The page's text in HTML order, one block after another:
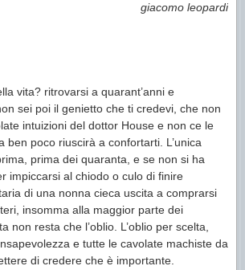
giacomo leopardi
vita? ritrovarsi a quarant’anni e
sei poi il genietto che ti credevi, che non
intuizioni del dottor House e non ce le
ben poco riuscirà a confortarti. L’unica
prima dei quaranta, e se non si ha
impiccarsi al chiodo o culo di finire
di una nonna cieca uscita a comprarsi
insomma alla maggior parte dei
non resta che l’oblio. L’oblio per scelta,
e tutte le cavolate machiste da
di credere che è importante.